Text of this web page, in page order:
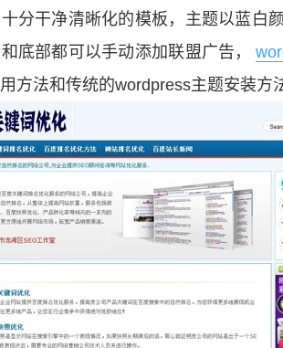
分干净清晰化的模板，主题以蓝白
底部都可以手动添加联盟广告，
方法和传统的wordpress主题安装方